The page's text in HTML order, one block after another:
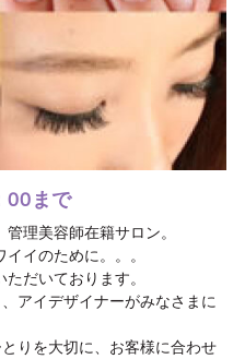
まで
理美容師在籍サロン。
イイのために。。。
だいております。
アイデザイナーがみなさまに
りを大切に、お客様に合わせ